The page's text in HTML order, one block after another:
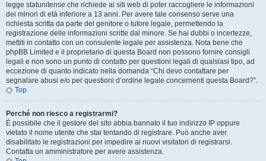
legge statunitense che richiede ai siti web di poter raccogliere le informazioni
dei minori di età inferiore a 13 anni. Per avere tale consenso serve una
richiesta scritta da parte del genitore o tutore legale, permettendo la
registrazione delle informazioni scritte dal minore. Se hai dubbi o incertezze,
mettiti in contatto con un consulente legale per assistenza. Nota bene che
phpBB Limited e il proprietario di questa Board non possono fornire consigli
legali e non sono un punto di contatto per questioni legali di qualsiasi tipo, ad
eccezione di quanto indicato nella domanda “Chi devo contattare per
segnalare abusi e/o per questioni d’ordine legale concernenti questa Board?”.
Top
Perché non riesco a registrarmi?
È possibile che il gestore del sito abbia bannato il tuo indirizzo IP oppure
vietato il nome utente che stai tentando di registrare. Può anche aver
disabilitato le registrazioni per impedire ai nuovi visitatori di registrarsi.
Contatta un amministratore per avere assistenza.